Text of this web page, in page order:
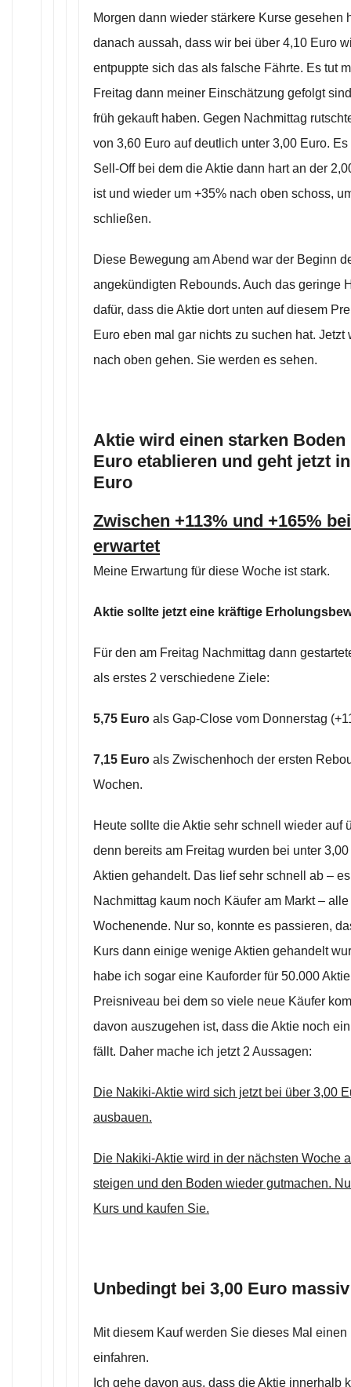
Morgen dann wieder stärkere Kurse gesehen
danach aussah, dass wir bei über 4,10 Euro
entpuppte sich das als falsche Fährte. Es tut
Freitag dann meiner Einschätzung gefolgt
früh gekauft haben. Gegen Nachmittag
von 3,60 Euro auf deutlich unter 3,00 Euro.
Sell-Off bei dem die Aktie dann hart an der
ist und wieder um +35% nach oben schoss,
schließen.
Diese Bewegung am Abend war der Beginn
angekündigten Rebounds. Auch das geringe
dafür, dass die Aktie dort unten auf diesem
Euro eben mal gar nichts zu suchen hat. Jetzt
nach oben gehen. Sie werden es sehen.
Aktie wird einen starken Boden
Euro etablieren und geht jetzt
Euro
Zwischen +113% und +165%
erwartet
Meine Erwartung für diese Woche ist stark.
Aktie sollte jetzt eine kräftige
Für den am Freitag Nachmittag dann
als erstes 2 verschiedene Ziele:
5,75 Euro als Gap-Close vom Donnerstag
7,15 Euro als Zwischenhoch der ersten
Wochen.
Heute sollte die Aktie sehr schnell wieder auf
denn bereits am Freitag wurden bei unter
Aktien gehandelt. Das lief sehr schnell ab –
Nachmittag kaum noch Käufer am Markt –
Wochenende. Nur so, konnte es passieren,
Kurs dann einige wenige Aktien gehandelt
habe ich sogar eine Kauforder für 50.000
Preisniveau bei dem so viele neue Käufer
davon auszugehen ist, dass die Aktie noch
fällt. Daher mache ich jetzt 2 Aussagen:
Die Nakiki-Aktie wird sich jetzt bei über 3,00
ausbauen.
Die Nakiki-Aktie wird in der nächsten Woche
steigen und den Boden wieder gutmachen.
Kurs und kaufen Sie.
Unbedingt bei 3,00 Euro
Mit diesem Kauf werden Sie dieses Mal
einfahren.
Ich gehe davon aus, dass die Aktie innerhalb